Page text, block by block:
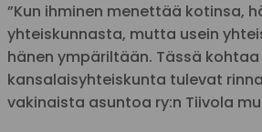
”Kun ihminen menettää kotinsa,
yhteiskunnasta, mutta usein
hänen ympäriltään. Tässä
kansalaisyhteiskunta tulevat
vakinaista asuntoa ry:n Tiivola